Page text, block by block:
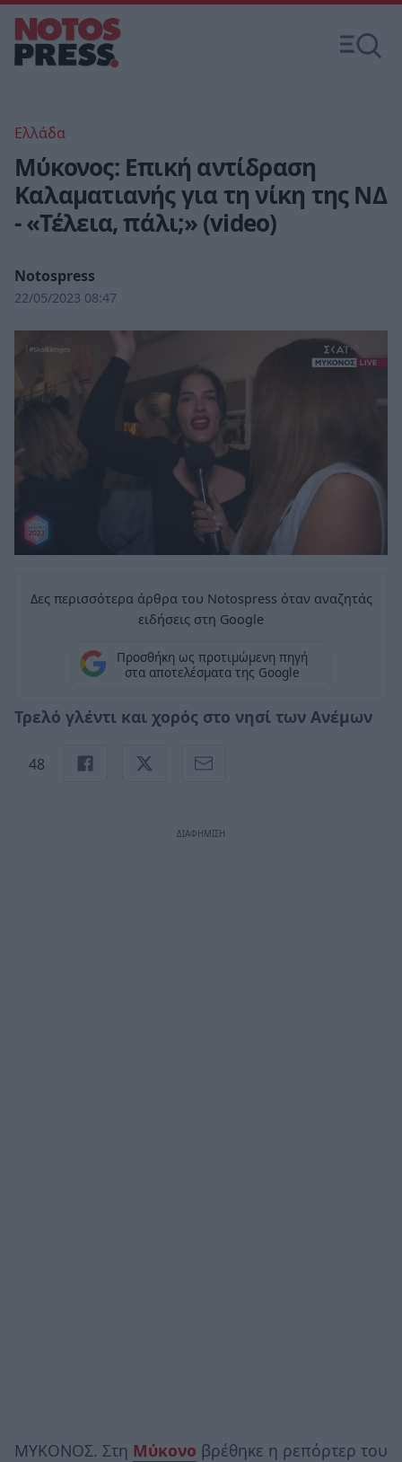
Ελλάδα
Μύκονος: Επική αντίδραση
Καλαματιανής για τη νίκη της ΝΔ
- «Τέλεια, πάλι;» (video)
Notospress
22/05/2023 08:47
Δες περισσότερα άρθρα του Notospress όταν αναζητάς
ειδήσεις στη Google
Προσθήκη ως προτιμώμενη πηγή
στα αποτελέσματα της Google
Τρελό γλέντι και χορός στο νησί των Ανέμων
48
ΜΥΚΟΝΟΣ. Στη Μύκονο βρέθηκε η ρεπόρτερ του